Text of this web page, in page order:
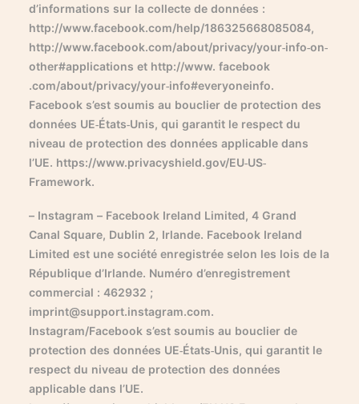
d’informations sur la collecte de données :
http://www.facebook.com/help/186325668085084,
http://www.facebook.com/about/privacy/your-info-on-
other#applications et http://www. facebook
.com/about/privacy/your-info#everyoneinfo.
Facebook s’est soumis au bouclier de protection des
données UE-États-Unis, qui garantit le respect du
niveau de protection des données applicable dans
l’UE. https://www.privacyshield.gov/EU-US-
Framework.
– Instagram – Facebook Ireland Limited, 4 Grand
Canal Square, Dublin 2, Irlande. Facebook Ireland
Limited est une société enregistrée selon les lois de la
République d’Irlande. Numéro d’enregistrement
commercial : 462932 ;
imprint@support.instagram.com.
Instagram/Facebook s’est soumis au bouclier de
protection des données UE-États-Unis, qui garantit le
respect du niveau de protection des données
applicable dans l’UE.